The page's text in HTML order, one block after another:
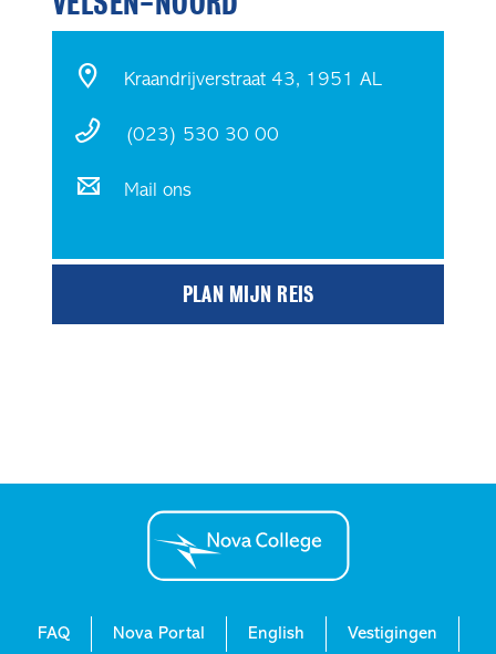
Kraandrijverstraat 43, 1951 AL
(023) 530 30 00
Mail ons
PLAN MIJN REIS
FAQ Nova Portal English Vestigingen